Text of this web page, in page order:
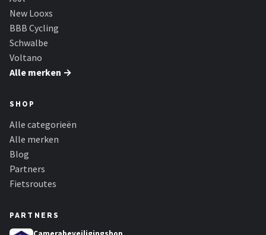
New Looxs
BBB Cycling
Schwalbe
Voltano
Alle merken →
SHOP
Alle categorieën
Alle merken
Blog
Partners
Fietsroutes
PARTNERS